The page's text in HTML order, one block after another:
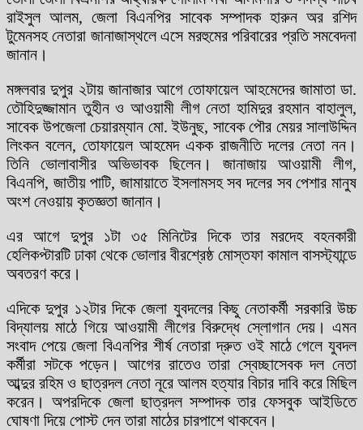
রাইসুল আলম, জেলা বিএনপির সাবেক সম্পাদক হারুন অর রশিদ
টুমেনসহ নেতারা জানাজাস্থলে এসে মরহুমের পরিবারের প্রতি সমবেদনা
জানান।
মঙ্গলবার দুপুর ২টায় জানাজার আগে তোফায়েল আহমেদের জামাতা ডা.
তৌহিদুজ্জামান তুহীন ও আওয়ামী লীগ নেতা হামিদুর রহমান বাহালুল,
সাবেক উপজেলা চেয়ারম্যান মো. ইউনুছ, সাবেক পৌর মেয়র সালাউদ্দিন
লিংকন বলেন, তোফায়েল আহমেদ একক রাজনীতি দলের নেতা নন।
তিনি ভোলাবাসীর অভিভাবক ছিলেন। জানাজায় আওয়ামী লীগ,
বিএনপি, জাতীয় পাটি, জামায়াতে ইসলামসহ সব দলের সব পেশার মানুষ
অংশ নেওয়ায় কৃতজ্ঞতা জানান।
এর আগে দুপুর ১টা ৩৫ মিনিটের দিকে তার মরদেহ বহনকারী
হেলিকপ্টারটি ঢাকা থেকে ভোলার বীরশ্রেষ্ঠ মোস্তফা কামাল বাসস্ট্যান্ডে
অবতরণ করে।
এদিকে দুপুর ১২টার দিকে জেলা যুবদলের কিছু নেতাকর্মী সরকারি উচ্চ
বিদ্যালয় মাঠে গিয়ে আওয়ামী লীগের বিরুদ্ধে স্লোগান দেয়। এমন
সংবাদ পেয়ে জেলা বিএনপির শীর্ষ নেতারা দ্রুত ওই মাঠে গেলে যুবদল
কর্মীরা সটকে পড়েন। আগের রাতেও তারা স্বেচ্ছাসেবক দল নেতা
আব্দুর রহিম ও ছাত্রদল নেতা নূরে আলম হত্যার বিচার দাবি করে মিছিল
করেন। অপরদিকে জেলা ছাত্রদল সম্পাদক তার ফেসবুক আইডিতে
ঘোষণা দিয়ে পোস্ট দেন তারা মাঠের চারপাশে থাকবেন।